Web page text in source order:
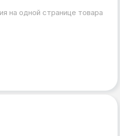
на одной странице товара